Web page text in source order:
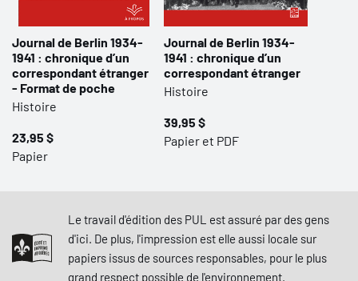
Journal de Berlin 1934-
1941 : chronique d’un
correspondant étranger
- Format de poche
Histoire
23,95 $
Papier
Journal de Berlin 1934-
1941 : chronique d’un
correspondant étranger
Histoire
39,95 $
Papier et PDF
Le travail d'édition des PUL est assuré par des gens
d'ici. De plus, l'impression est elle aussi locale sur
papiers issus de sources responsables, pour le plus
grand respect possible de l'environnement.